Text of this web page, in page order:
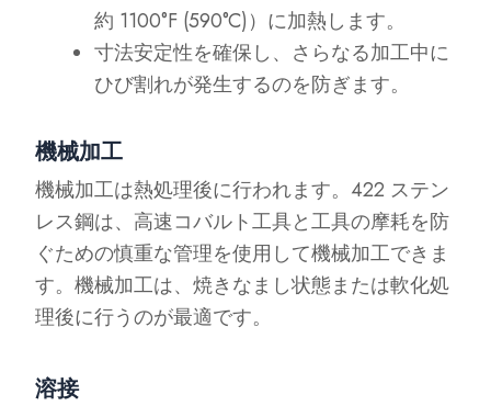
約 1100°F (590°C)）に加熱します。
寸法安定性を確保し、さらなる加工中に
ひび割れが発生するのを防ぎます。
機械加工
機械加工は熱処理後に行われます。422 ステン
レス鋼は、高速コバルト工具と工具の摩耗を防
ぐための慎重な管理を使用して機械加工できま
す。機械加工は、焼きなまし状態または軟化処
理後に行うのが最適です。
溶接